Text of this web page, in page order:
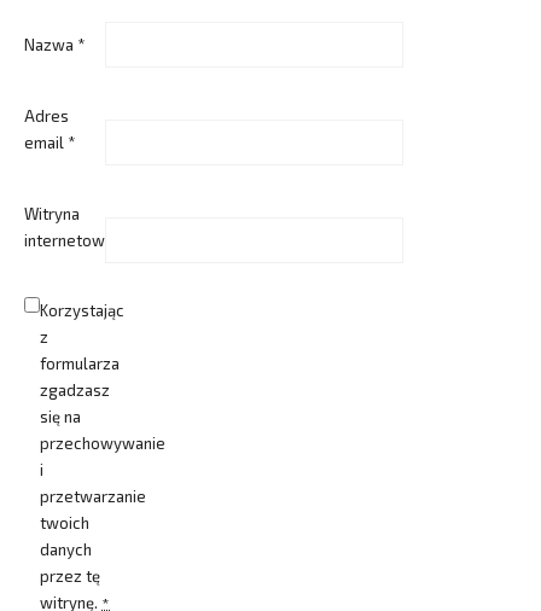
Nazwa *
Adres
email *
Witryna
internetowa
Korzystając
z
formularza
zgadzasz
się na
przechowywanie
i
przetwarzanie
twoich
danych
przez tę
witrynę. *